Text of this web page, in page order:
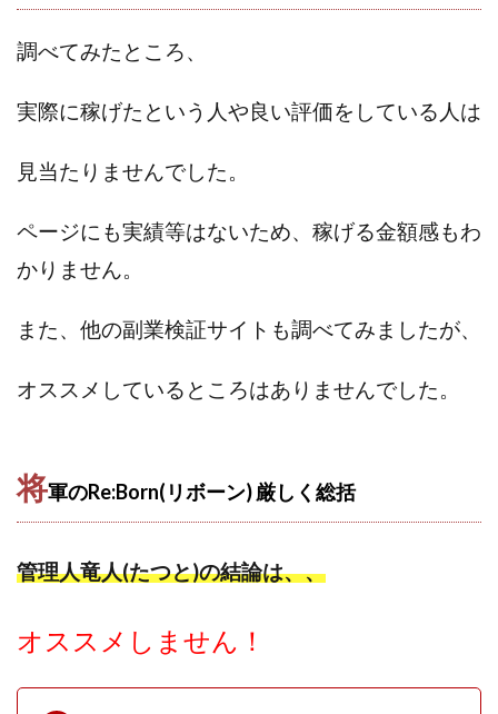
調べてみたところ、
実際に稼げたという人や良い評価をしている人は
見当たりませんでした。
ページにも実績等はないため、稼げる金額感もわ
かりません。
また、他の副業検証サイトも調べてみましたが、
オススメしているところはありませんでした。
将軍のRe:Born(リボーン) 厳しく 総括
管理人竜人(たつと)の結論は、、
オススメしません！
ネオライフPROJECT(プロジェクト)
ネットサーフィンをお金に換える
はじめての資産運用
ハピネスサロン
マスターピース(MASTER PIECE)
プラチナメソッド2024
ブラックサタン(Black Satan)
フラットワーク
ほったらかしFX運営事務局
マイリスト(My List)